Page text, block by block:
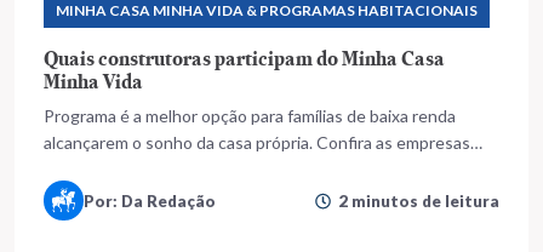
MINHA CASA MINHA VIDA & PROGRAMAS HABITACIONAIS
Quais construtoras participam do Minha Casa
Minha Vida
Programa é a melhor opção para famílias de baixa renda
alcançarem o sonho da casa própria. Confira as empresas
Por: Da Redação 2 minutos de leitura